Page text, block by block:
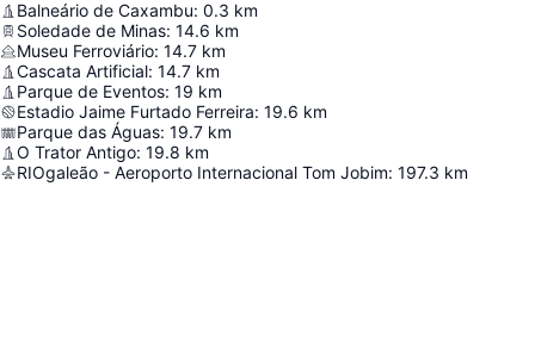
Balneário de Caxambu: 0.3 km
Soledade de Minas: 14.6 km
Museu Ferroviário: 14.7 km
Cascata Artificial: 14.7 km
Parque de Eventos: 19 km
Estadio Jaime Furtado Ferreira: 19.6 km
Parque das Águas: 19.7 km
O Trator Antigo: 19.8 km
RIOgaleão - Aeroporto Internacional Tom Jobim: 197.3 km